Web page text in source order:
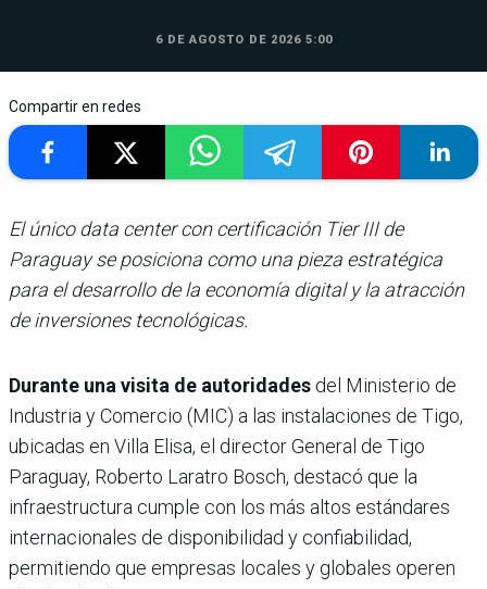
6 DE AGOSTO DE 2026 5:00
Compartir en redes
El único data center con certificación Tier III de
Paraguay se posiciona como una pieza estratégica
para el desarrollo de la economía digital y la atracción
de inversiones tecnológicas.
Durante una visita de autoridades del Ministerio de
Industria y Comercio (MIC) a las instalaciones de Tigo,
ubicadas en Villa Elisa, el director General de Tigo
Paraguay, Roberto Laratro Bosch, destacó que la
infraestructura cumple con los más altos estándares
internacionales de disponibilidad y confiabilidad,
permitiendo que empresas locales y globales operen